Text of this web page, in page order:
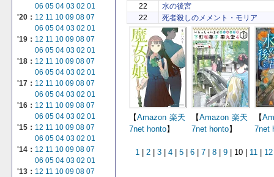
06 05 04 03 02 01
'20： 12 11 10 09 08 07
06 05 04 03 02 01
'19： 12 11 10 09 08 07
06 05 04 03 02 01
'18： 12 11 10 09 08 07
06 05 04 03 02 01
'17： 12 11 10 09 08 07
06 05 04 03 02 01
'16： 12 11 10 09 08 07
06 05 04 03 02 01
'15： 12 11 10 09 08 07
06 05 04 03 02 01
'14： 12 11 10 09 08 07
06 05 04 03 02 01
'13： 12 11 10 09 08 07
22
水の後宮
22
死者殺しのメメント・モリア
【Amazon 楽天
7net honto】
【Amazon 楽天
7net honto】
【
7net
1 2| 3| 4| 5| 6| 7| 8| 9| 10 | 11 12